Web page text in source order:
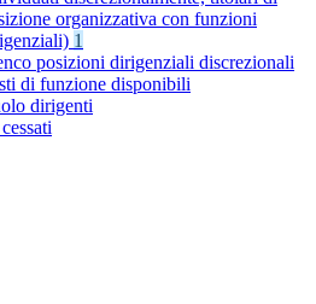
organizzativa con funzioni
1
posizioni dirigenziali discrezionali
di funzione disponibili
dirigenti